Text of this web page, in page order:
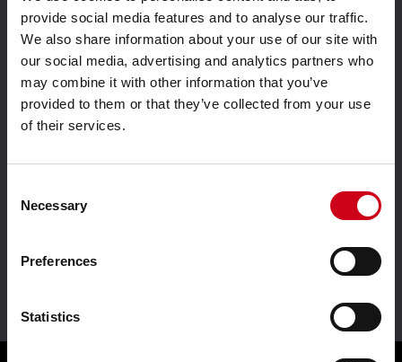
provide social media features and to analyse our traffic.
We also share information about your use of our site with
our social media, advertising and analytics partners who
may combine it with other information that you’ve
provided to them or that they’ve collected from your use
of their services.
Selection
Necessary
Preferences
Statistics
TECHNIK FÜR IDEEN.
Solutions Aluminium bas
Porté par l'innovation